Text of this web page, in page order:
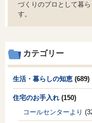
づくりのプロとして暮
す。
カテゴリー
生活・暮らしの知恵 (689)
住宅のお手入れ (150)
コールセンターより